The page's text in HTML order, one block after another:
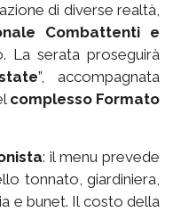
di diverse realtà,
Combattenti e
La serata proseguirà
”, accompagnata
complesso Formato
: il menu prevede
tonnato, giardiniera,
e bunet. Il costo della